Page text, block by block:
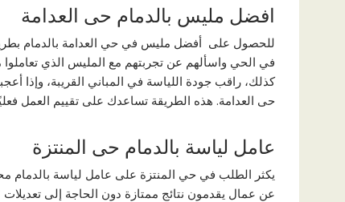
افضل مليس بالدمام حى العدامة
للحصول على أفضل مليس في حي العدامة بالدمام
في الحي واسألهم عن تجربتهم مع المليس الذي تعاملوا
كذلك، راقب جودة اللياسة في المباني القريبة، وإذا
حى العدامة. هذه الطريقة تساعدك على تقييم العمل
عامل لياسة بالدمام حى المنتزة
يكثر الطلب في حي المنتزة على عامل لياسة بالدمام
عن عمال يقدمون نتائج ممتازة دون الحاجة إلى